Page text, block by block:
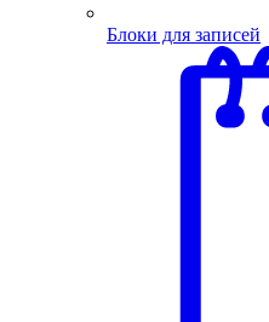
Блоки для записей